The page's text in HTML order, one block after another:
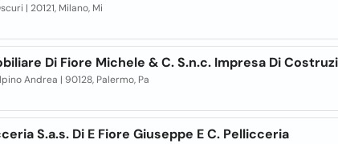
| 20121, Milano, Mi
Di Fiore Michele & C. S.n.c. Impresa Di
Andrea | 90128, Palermo, Pa
S.a.s. Di E Fiore Giuseppe E C. Pellicceria